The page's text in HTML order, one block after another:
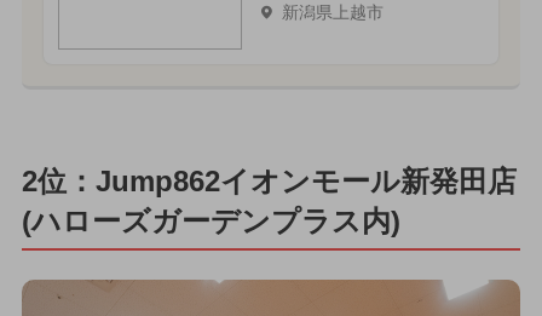
新潟県上越市
2位：Jump862イオンモール新発田店
(ハローズガーデンプラス内)